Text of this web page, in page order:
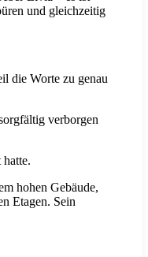
und gleichzeitig
die Worte zu genau
verborgen
hohen Gebäude,
Etagen. Sein